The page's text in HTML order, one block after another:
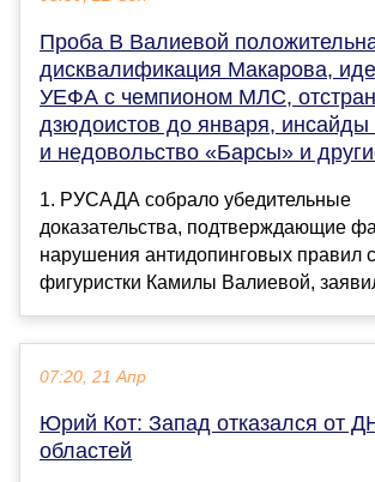
Проба B Валиевой
дисквалификация Макарова,
УЕФА с чемпионом МЛС,
дзюдоистов до января,
и недовольство «Барсы» и
1. РУСАДА собрало убедительные
доказательства, подтверждающие
нарушения антидопинговых правил
фигуристки Камилы Валиевой,
07:20, 21 Апр
Юрий Кот: Запад отказался от
областей